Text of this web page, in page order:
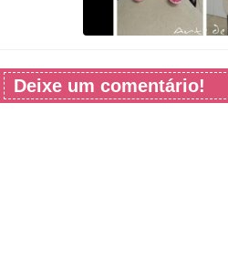
Deixe um comentário!